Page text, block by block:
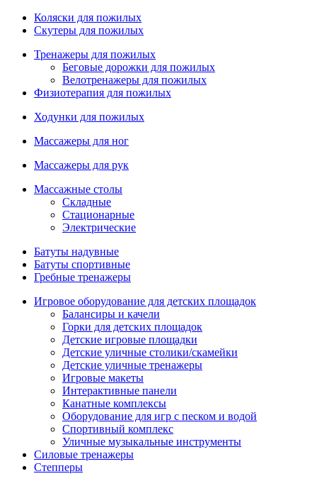
Коляски для пожилых
Скутеры для пожилых
Тренажеры для пожилых
Беговые дорожки для пожилых
Велотренажеры для пожилых
Физиотерапия для пожилых
Ходунки для пожилых
Массажеры для ног
Массажеры для рук
Массажные столы
Складные
Стационарные
Электрические
Батуты надувные
Батуты спортивные
Гребные тренажеры
Игровое оборудование для детских площадок
Балансиры и качели
Горки для детских площадок
Детские игровые площадки
Детские уличные столики/скамейки
Детские уличные тренажеры
Игровые макеты
Интерактивные панели
Канатные комплексы
Оборудование для игр с песком и водой
Спортивный комплекс
Уличные музыкальные инструменты
Силовые тренажеры
Степперы